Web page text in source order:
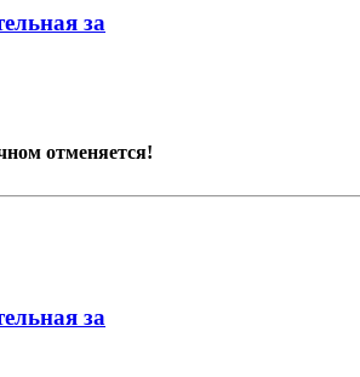
за
отменяется!
за